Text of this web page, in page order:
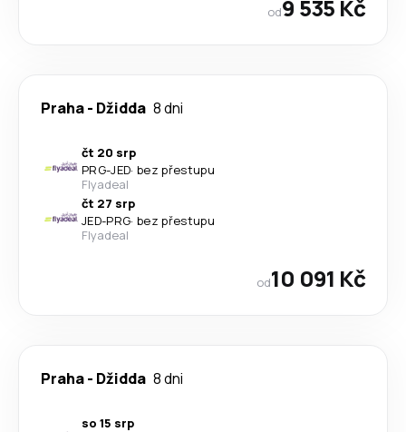
od9 535 Kč
Praha- Džidda 8 dni
čt 20 srp
PRG-JED· bez přestupu
Flyadeal
čt 27 srp
JED-PRG· bez přestupu
Flyadeal
od10 091 Kč
Praha- Džidda 8 dni
so 15 srp